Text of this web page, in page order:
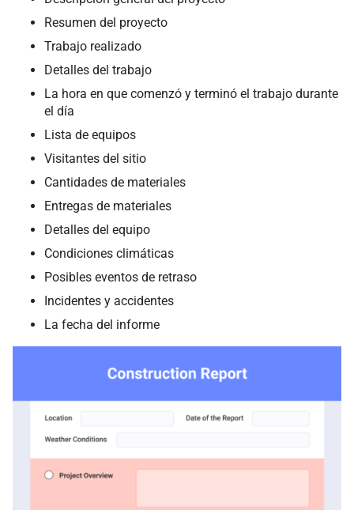
Resumen del proyecto
Trabajo realizado
Detalles del trabajo
La hora en que comenzó y terminó el trabajo durante
el día
Lista de equipos
Visitantes del sitio
Cantidades de materiales
Entregas de materiales
Detalles del equipo
Condiciones climáticas
Posibles eventos de retraso
Incidentes y accidentes
La fecha del informe